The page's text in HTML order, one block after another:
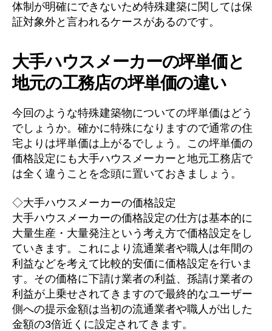
体制が明確にできないため特殊建築に関しては保
証対象外と言われるケースがあるのです。
大手ハウスメーカーの坪単価と
地元の工務店の坪単価の違い
今回のような特殊建築物についての坪単価はどう
でしょうか。確かに特殊になりますので通常の住
宅よりは坪単価は上がるでしょう。この坪単価の
価格設定にも大手ハウスメーカーと地元工務店で
は全く違うことを念頭に置いておきましょう。
◇大手ハウスメーカーの価格設定
大手ハウスメーカーの価格設定の仕方は基本的に
大量生産・大量発注という考え方で価格設定をし
ていきます。これにより流通業者や職人は年間の
利益などを考えて比較的安価に価格設定を行いま
す。その価格に下請け業者の利益、孫請け業者の
利益が上乗せされてきますので最終的なユーザー
側への提示金額は当初の流通業者や職人が出した
金額の3倍近くに設定されてきます。